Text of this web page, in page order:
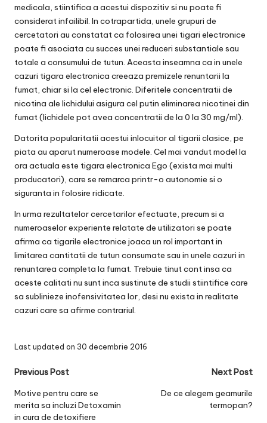
medicala, stiintifica a acestui dispozitiv si nu poate fi
considerat infailibil. In cotrapartida, unele grupuri de
cercetatori au constatat ca folosirea unei tigari electronice
poate fi asociata cu succes unei reduceri substantiale sau
totale a consumului de tutun. Aceasta inseamna ca in unele
cazuri tigara electronica creeaza premizele renuntarii la
fumat, chiar si la cel electronic. Diferitele concentratii de
nicotina ale lichidului asigura cel putin eliminarea nicotinei din
fumat (lichidele pot avea concentratii de la 0 la 30 mg/ml).
Datorita popularitatii acestui inlocuitor al tigarii clasice, pe
piata au aparut numeroase modele. Cel mai vandut model la
ora actuala este tigara electronica Ego (exista mai multi
producatori), care se remarca printr-o autonomie si o
siguranta in folosire ridicate.
In urma rezultatelor cercetarilor efectuate, precum si a
numeroaselor experiente relatate de utilizatori se poate
afirma ca tigarile electronice joaca un rol important in
limitarea cantitatii de tutun consumate sau in unele cazuri in
renuntarea completa la fumat. Trebuie tinut cont insa ca
aceste calitati nu sunt inca sustinute de studii stiintifice care
sa sublinieze inofensivitatea lor, desi nu exista in realitate
cazuri care sa afirme contrariul.
Last updated on 30 decembrie 2016
Post
navigation
Previous Post
Motive pentru care se
merita sa incluzi Detoxamin
in cura de detoxifiere
Next Post
De ce alegem geamurile
termopan?